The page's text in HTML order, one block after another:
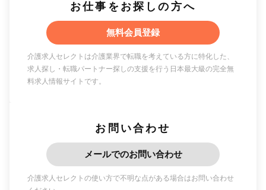
お仕事をお探しの方へ
無料会員登録
介護求人セレクトは介護業界で転職を考えている方に特化した、
求人探し・転職パートナー探しの支援を行う日本最大級の完全無
料求人情報サイトです。
お問い合わせ
メールでのお問い合わせ
介護求人セレクトの使い方で不明な点がある場合はお問い合わせ